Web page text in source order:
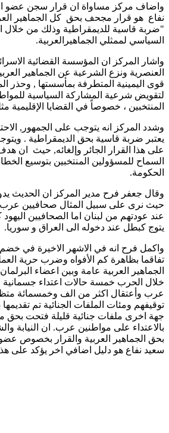
واضاف مركز مساواة ان قرار سجن عضو
نفاع هو قرار مجحف بحق كل الجماهير
"ضربة قاسية للديمقراطية وذلك من خلال
السياسي لممثلي الجماهيرالعربية.
واشار المركز ان المؤسسة القضائية
العنصرية ونزع الشرعية عن الجماهير
قوى اليمينية المتطرفة بمأسستها , وحذر
لتقويض شرعية المشاركة السياسية
المنتخبين ، خصوصاً في القضايا الإقليمية
وشدد المركز انه يتوجب على الجمهور,
يعتبر ضربة قاسية بحق الديمقراطية .
على هذا القرار الجائر وإلغائه, حيث ان
السماح للمسؤولين المنتخبين بتوسيع
الحكومة.
وقال جعفر فرح مدير المركز ان الحديث
حيث نرى على سبيل المثال صحافيين عرب
عند عودتهم من لبنان اما الصحافيين
يتوج كبطل عند دخوله الى العراق و سوريا.
واكمل فرح انه في الاشهر الاخيرة في
تفاقما بظاهرة كم الأفواه وضرب حرية
الجماهير العربية عامة وبين اعضاء
خلال الحرب خمسة حالات اعتداء جسمانية
عرب وأعتقال اكثر من الف وخمسمائة
توقيفهم ومئات الملفات الجنائية تم
جهة اخرى ملفات جنائية قليلة فتحت بحق
بالاعتداء على مواطنين عرب. ان النيابة
بحق الجماهير العربية والقرار بخصوص
سعيد نفاع هو دليل اضافي اخر يؤكد على هذا